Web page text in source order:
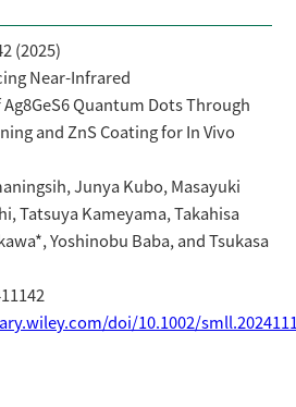
(2025)
Near-Infrared
Quantum Dots Through
and ZnS Coating for In Vivo
Junya Kubo, Masayuki
Tatsuya Kameyama, Takahisa
Yoshinobu Baba, and Tsukasa
doi/10.1002/